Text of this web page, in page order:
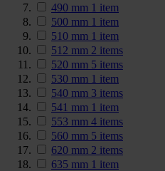
490 mm 1 item
500 mm 1 item
510 mm 1 item
512 mm 2 items
520 mm 5 items
530 mm 1 item
540 mm 3 items
541 mm 1 item
553 mm 4 items
560 mm 5 items
620 mm 2 items
635 mm 1 item